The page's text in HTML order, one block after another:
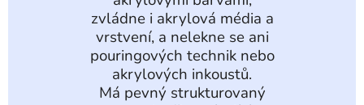
zvládne i akrylová média a
vrstvení, a nelekne se ani
pouringových technik nebo
akrylových inkoustů.
Má pevný strukturovaný